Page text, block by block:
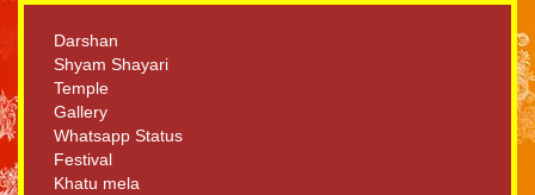
Darshan
Shyam Shayari
Temple
Gallery
Whatsapp Status
Festival
Khatu mela